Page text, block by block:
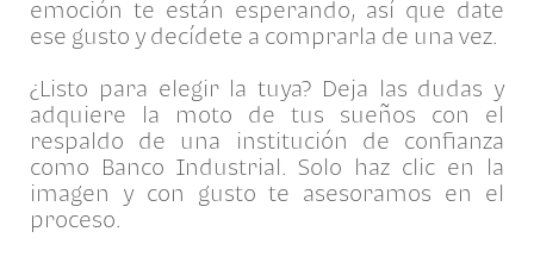
emoción te están esperando, así que date
ese gusto y decídete a comprarla de una vez.
¿Listo para elegir la tuya? Deja las dudas y
adquiere la moto de tus sueños con el
respaldo de una institución de confianza
como Banco Industrial. Solo haz clic en la
imagen y con gusto te asesoramos en el
proceso.